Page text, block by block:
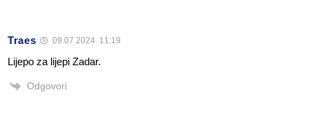
Traes 09.07.2024. 11:19
Lijepo za lijepi Zadar.
Odgovori